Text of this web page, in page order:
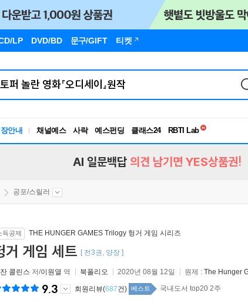
LP DVD/BD 문구/GIFT 티켓
안내 채널예스 사락 예스펀딩 클래스24
RBTI Lab
독서유형검사
AI 일문백답 의견 남기면 YES상품권!
공포/스릴러
득공제 THE HUNGER GAMES Trilogy 헝거 게임 시리즈
거 게임 세트 [ 전3권, 양장 ]
콜린스 저/이원열 역 북폴리오 2020년 08월 12일 원제 : The Hunger
9.3 회원리뷰(687건) 베스트 국내도서 top20 2주